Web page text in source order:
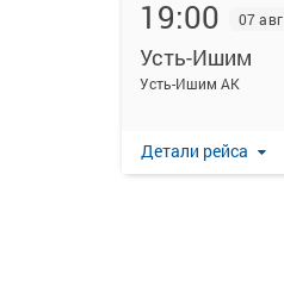
19:00 07 авг
Усть-Ишим
Усть-Ишим АК
Детали рейса